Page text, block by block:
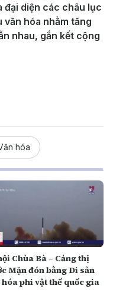
đại diện các châu lục
hóa nhằm tăng
nhau, gắn kết cộng
hóa
Chùa Bà – Cảng thị
Mặn đón bằng Di sản
hóa phi vật thể quốc gia